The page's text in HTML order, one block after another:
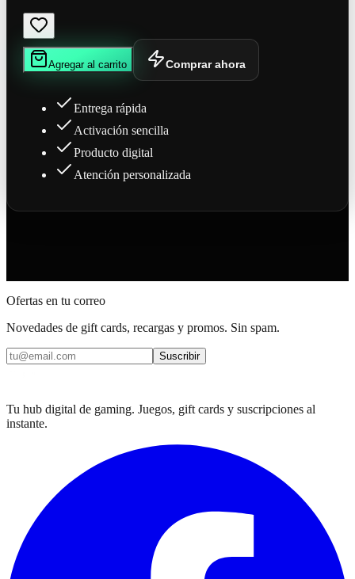
Agregar al carrito Comprar ahora
Entrega rápida
Activación sencilla
Producto digital
Atención personalizada
Ofertas en tu correo
Novedades de gift cards, recargas y promos. Sin spam.
Suscribir
Tu hub digital de gaming. Juegos, gift cards y suscripciones al
instante.